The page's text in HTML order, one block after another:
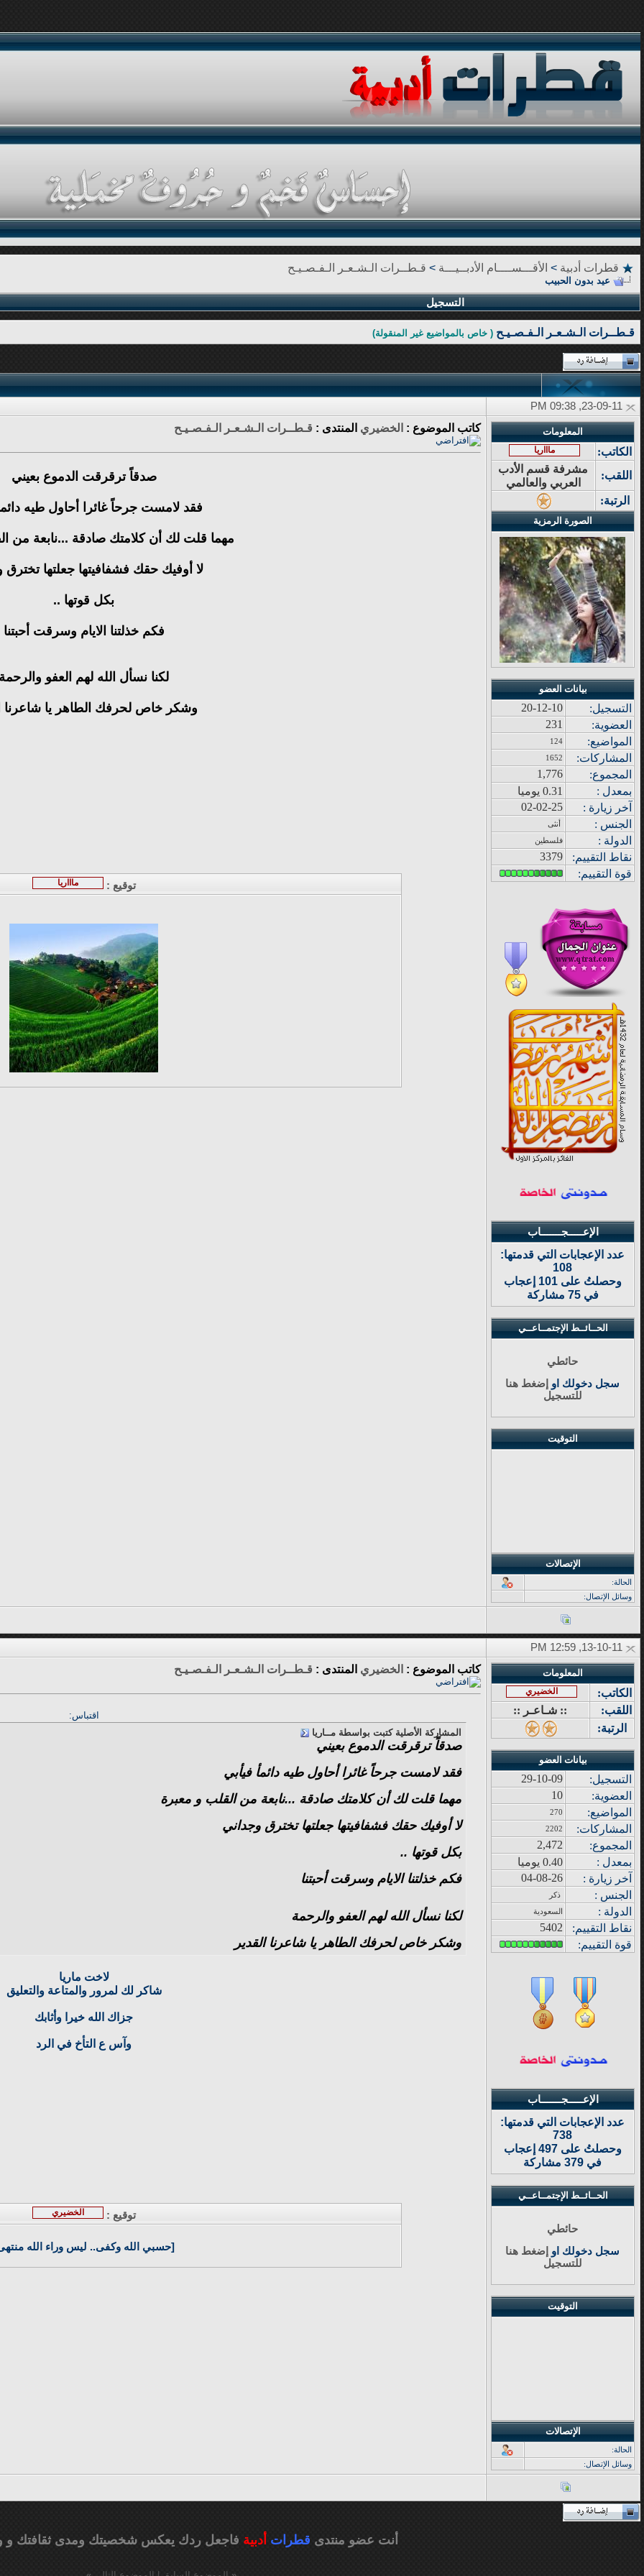
قطرات أدبية > الأقـــســــام الأدبــيـــة > قـطــرات الـشـعـر الـفـصـيـح
عيد بدون الحبيب
التسجيل
قـطــرات الـشـعـر الـفـصـيـح ( خاص بالمواضيع غير المنقولة)
المعلومات
الكاتب: ماااريا
اللقب:
مشرفة قسم الأدب
العربي والعالمي
الرتبة:
الصورة الرمزية
بيانات العضو
التسجيل:
20-12-10
العضوية:
231
المواضيع:
124
المشاركات:
1652
المجموع:
1,776
بمعدل :
0.31 يوميا
خر زيار ة :
02-02-25
الجنس :
أنثى
الدولة : فلسطين
نقاط التقييم:
3379
قوة التقييم:
الإعـــــجـــــــاب
عدد الإعجابات التي قدمتها:
108
وحصلتُ على 101 إعجاب
في 75 مشاركة
الحــائــط الإجتمــاعــي
حائطي
سجل دخولك او إضغط هنا
للتسجيل
التوقيت
الإتصالات
الحالة:
وسائل الإتصال:
كاتب الموضوع : الخضيري المنتدى : قـطــرات الـشـعـر الـفـصـيـح
صدقاً ترقرقت الدموع بعيني
فقد لامست جرحاً غائرا أحاول طيه
مهما قلت لك أن كلامتك صادقة ...نابعة من
لا أوفيك حقك فشفافيتها جعلتها تخترق
بكل قوتها ..
فكم خذلتنا الايام وسرقت أحبتنا
لكنا نسأل الله لهم العفو
وشكر خاص لحرفك الطاهر يا شاعرنا
توقيع : ماااريا
المعلومات
الكاتب: الخضيري
اللقب:
:: شـاعـر ::
الرتبة:
بيانات العضو
التسجيل:
29-10-09
العضوية:
10
المواضيع:
270
المشاركات:
2202
المجموع:
2,472
بمعدل :
0.40 يوميا
خر زيار ة :
04-08-26
الجنس :
ذكر
الدولة : السعودية
نقاط التقييم:
5402
قوة التقييم:
الإعـــــجـــــــاب
عدد الإعجابات التي قدمتها:
738
وحصلتُ على 497 إعجاب
في 379 مشاركة
الحــائــط الإجتمــاعــي
حائطي
سجل دخولك او إضغط هنا
للتسجيل
التوقيت
الإتصالات
الحالة:
وسائل الإتصال:
كاتب الموضوع : الخضيري المنتدى : قـطــرات الـشـعـر الـفـصـيـح
اقتباس:
المشاركة الأصلية كتبت بواسطة مــاريا
صدقاً ترقرقت الدموع بعيني
فقد لامست جرحاً غائرا أحاول طيه دائمأ فيأبي
مهما قلت لك أن كلامتك صادقة ...نابعة من القلب و معبرة
لا أوفيك حقك فشفافيتها جعلتها تخترق وجداني
بكل قوتها ..
فكم خذلتنا الايام وسرقت أحبتنا
لكنا نسأل الله لهم العفو والرحمة
وشكر خاص لحرفك الطاهر يا شاعرنا القدير
لاخت ماريا
شاكر لك لمرور والمتاعة والتعليق
جزاك الله خيرا وأثابك
وآس ع التأخ في الرد
توقيع : الخضيري
[حسبي الله وكفى.. ليس وراء الله
أنت عضو منتدى قطرات أدبية فاجعل ردك يعكس شخصيتك ومدى ثقافتك و